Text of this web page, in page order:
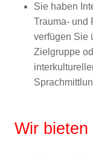
Sie haben
Trauma- und
verfügen Sie
Zielgruppe
Wir bieten